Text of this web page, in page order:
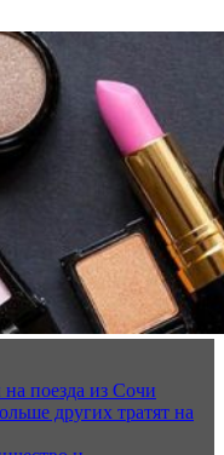
поезда из Сочи
других тратят на